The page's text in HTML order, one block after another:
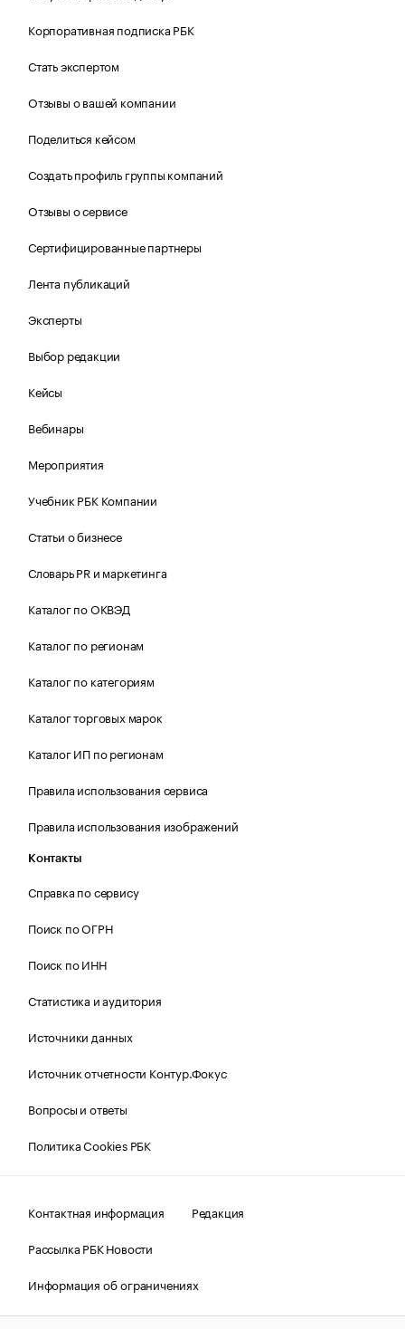
Корпоративная подписка РБК
Стать экспертом
Отзывы о вашей компании
Поделиться кейсом
Создать профиль группы компаний
Отзывы о сервисе
Сертифицированные партнеры
Лента публикаций
Эксперты
Выбор редакции
Кейсы
Вебинары
Мероприятия
Учебник РБК Компании
Статьи о бизнесе
Словарь PR и маркетинга
Каталог по ОКВЭД
Каталог по регионам
Каталог по категориям
Каталог торговых марок
Каталог ИП по регионам
Правила использования сервиса
Правила использования изображений
Контакты
Справка по сервису
Поиск по ОГРН
Поиск по ИНН
Статистика и аудитория
Источники данных
Источник отчетности Контур.Фокус
Вопросы и ответы
Политика Cookies РБК
Контактная информация
Редакция
Рассылка РБК Новости
Информация об ограничениях
Правовая информация
О соблюдении авторских прав